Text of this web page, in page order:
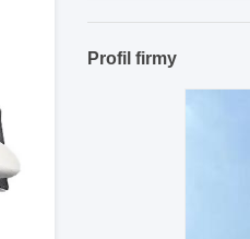
Profil firmy